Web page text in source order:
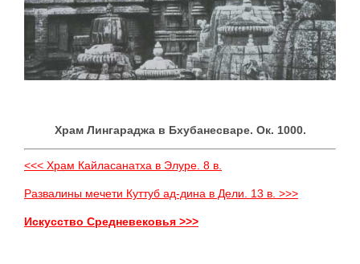
Храм Лингараджа в Бхубанесваре. Ок. 1000.
<<< Храм Кайласанатха в Элуре. 8 в.
Развалины мечети Куттуб ад-дина в Дели. 13 в. >>>
Искусство Средневековья >>>